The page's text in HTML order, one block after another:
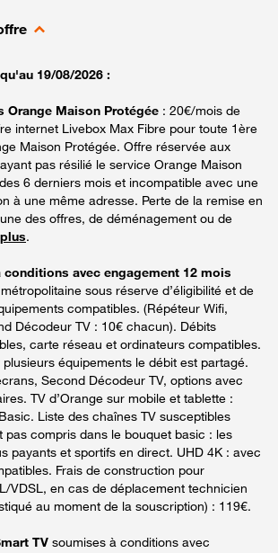
19/08/2026 :
Orange Maison Protégée : 20€/mois de
internet Livebox Max Fibre pour toute 1ère
Maison Protégée. Offre réservée aux
pas résilié le service Orange Maison
6 derniers mois et incompatible avec une
à une même adresse. Perte de la remise en
des offres, de déménagement ou de
.
avec engagement 12 mois
sous réserve d’éligibilité et de
compatibles. (Répéteur Wifi,
Décodeur TV : 10€ chacun). Débits
carte réseau et ordinateurs compatibles.
plusieurs équipements le débit est partagé.
Second Décodeur TV, options avec
TV d’Orange sur mobile et tablette :
Liste des chaînes TV susceptibles
pas compris dans le bouquet basic : les
payants et sportifs en direct. UHD 4K : avec
Frais de construction pour
VDSL, en cas de déplacement technicien
au moment de la souscription) : 119€.
TV soumises à conditions avec